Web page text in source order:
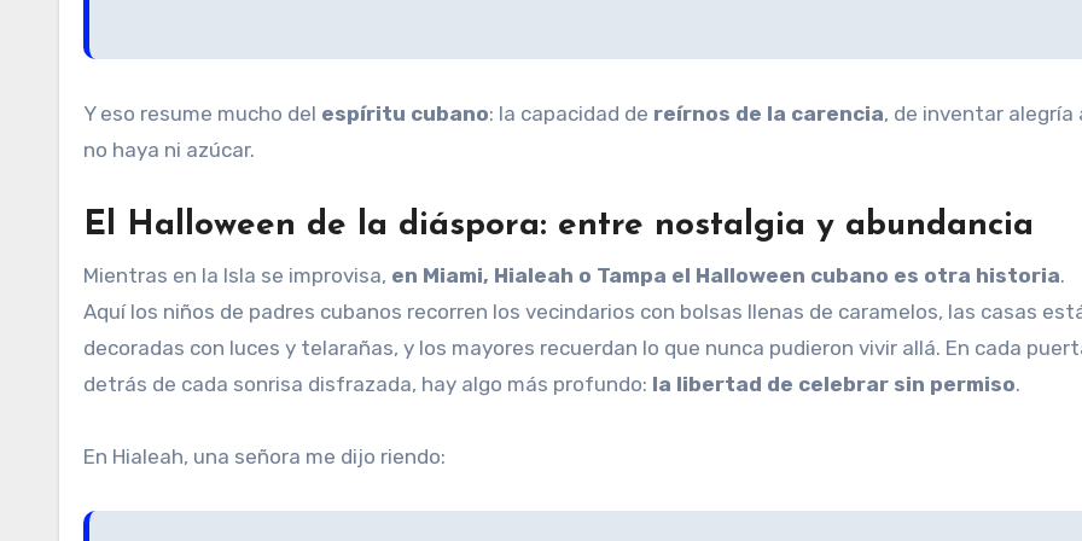
Y eso resume mucho del espíritu cubano: la capacidad de reírnos de la carencia, de inventar alegría
no haya ni azúcar.
El Halloween de la diáspora: entre nostalgia y abundancia
Mientras en la Isla se improvisa, en Miami, Hialeah o Tampa el Halloween cubano es otra historia.
Aquí los niños de padres cubanos recorren los vecindarios con bolsas llenas de caramelos, las casas
decoradas con luces y telarañas, y los mayores recuerdan lo que nunca pudieron vivir allá. En cada
detrás de cada sonrisa disfrazada, hay algo más profundo: la libertad de celebrar sin permiso.
En Hialeah, una señora me dijo riendo: